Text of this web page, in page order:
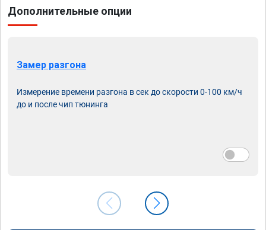
Дополнительные опции
Замер разгона
Измерение времени разгона в сек до скорости 0-100 км/ч
до и после чип тюнинга